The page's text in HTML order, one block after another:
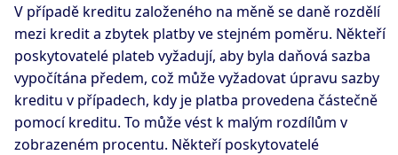
V případě kreditu založeného na měně se daně rozdělí
mezi kredit a zbytek platby ve stejném poměru. Někteří
poskytovatelé plateb vyžadují, aby byla daňová sazba
vypočítána předem, což může vyžadovat úpravu sazby
kreditu v případech, kdy je platba provedena částečně
pomocí kreditu. To může vést k malým rozdílům v
zobrazeném procentu. Někteří poskytovatelé